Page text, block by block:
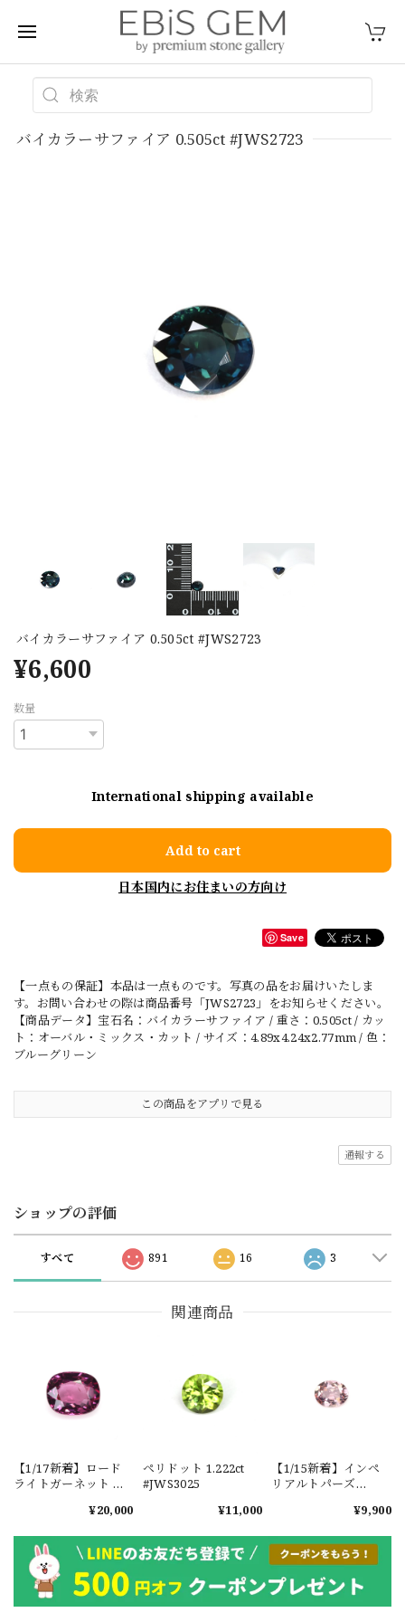
バイカラーサファイア 0.505ct #JWS2723
バイカラーサファイア 0.505ct #JWS2723
¥6,600
数量
International shipping available
Add to cart
日本国内にお住まいの方向け
Save
【一点もの保証】本品は一点ものです。写真の品をお届けいたしま
す。お問い合わせの際は商品番号「JWS2723」をお知らせください。
【商品データ】宝石名：バイカラーサファイア / 重さ：0.505ct / カッ
ト：オーバル・ミックス・カット / サイズ：4.89x4.24x2.77mm / 色：
ブルーグリーン
この商品をアプリで見る
通報する
ショップの評価
すべて 891 16 3
関連商品
【1/17新着】ロード
ライトガーネット タ
1.601ct【ソーティン
¥20,000
ペリドット 1.222ct
#JWS3025
¥11,000
【1/15新着】インペ
リアルトパーズ
¥9,900